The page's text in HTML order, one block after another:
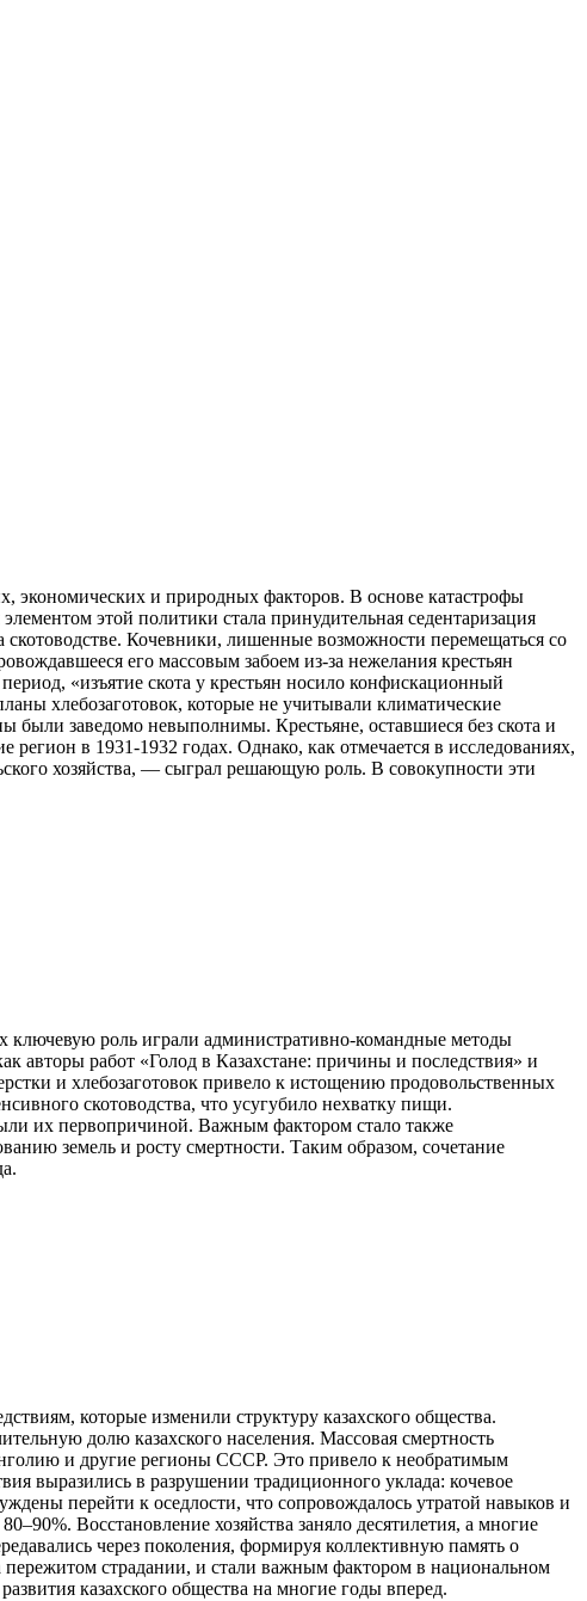
экономических и природных факторов. В основе катастрофы
этой политики стала принудительная седентаризация
скотоводстве. Кочевники, лишенные возможности перемещаться со
его массовым забоем из-за нежелания крестьян
«изъятие скота у крестьян носило конфискационный
хлебозаготовок, которые не учитывали климатические
были заведомо невыполнимы. Крестьяне, оставшиеся без скота и
в 1931-1932 годах. Однако, как отмечается в исследованиях,
хозяйства, — сыграл решающую роль. В совокупности эти
ключевую роль играли административно-командные методы
авторы работ «Голод в Казахстане: причины и последствия» и
и хлебозаготовок привело к истощению продовольственных
скотоводства, что усугубило нехватку пищи.
их первопричиной. Важным фактором стало также
земель и росту смертности. Таким образом, сочетание
которые изменили структуру казахского общества.
долю казахского населения. Массовая смертность
и другие регионы СССР. Это привело к необратимым
выразились в разрушении традиционного уклада: кочевое
перейти к оседлости, что сопровождалось утратой навыков и
Восстановление хозяйства заняло десятилетия, а многие
через поколения, формируя коллективную память о
страдании, и стали важным фактором в национальном
казахского общества на многие годы вперед.